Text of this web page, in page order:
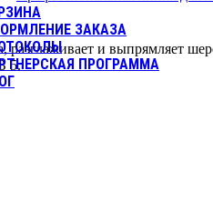
ЗАКАЗА
ПРОГРАММА
и выпрямляет
5.